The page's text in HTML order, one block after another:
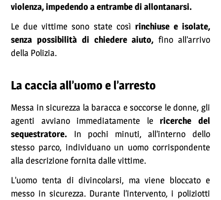
violenza, impedendo a entrambe di allontanarsi.
Le due vittime sono state così rinchiuse e isolate,
senza possibilità di chiedere aiuto, fino all’arrivo
della Polizia.
La caccia all’uomo e l’arresto
Messa in sicurezza la baracca e soccorse le donne, gli
agenti avviano immediatamente le ricerche del
sequestratore. In pochi minuti, all’interno dello
stesso parco, individuano un uomo corrispondente
alla descrizione fornita dalle vittime.
L’uomo tenta di divincolarsi, ma viene bloccato e
messo in sicurezza. Durante l’intervento, i poliziotti